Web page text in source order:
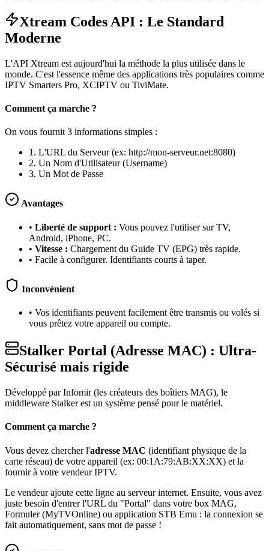
Xtream Codes API : Le Standard
Moderne
L'API Xtream est aujourd'hui la méthode la plus utilisée dans le
monde. C'est l'essence même des applications très populaires comme
IPTV Smarters Pro, XCIPTV ou TiviMate.
Comment ça marche ?
On vous fournit 3 informations simples :
1. L'URL du Serveur (ex: http://mon-serveur.net:8080)
2. Un Nom d'Utilisateur (Username)
3. Un Mot de Passe
Avantages
• Liberté de support : Vous pouvez l'utiliser sur TV,
Android, iPhone, PC.
• Vitesse : Chargement du Guide TV (EPG) très rapide.
• Facile à configurer. Identifiants courts à taper.
Inconvénient
• Vos identifiants peuvent facilement être transmis ou volés si
vous prêtez votre appareil ou compte.
Stalker Portal (Adresse MAC) : Ultra-
Sécurisé mais rigide
Développé par Infomir (les créateurs des boîtiers MAG), le
middleware Stalker est un système pensé pour le matériel.
Comment ça marche ?
Vous devez chercher l'adresse MAC (identifiant physique de la
carte réseau) de votre appareil (ex: 00:1A:79:AB:XX:XX) et la
fournir à votre vendeur IPTV.
Le vendeur ajoute cette ligne au serveur internet. Ensuite, vous avez
juste besoin d'entrer l'URL du "Portal" dans votre box MAG,
Formuler (MyTVOnline) ou application STB Emu : la connexion se
fait automatiquement, sans mot de passe !